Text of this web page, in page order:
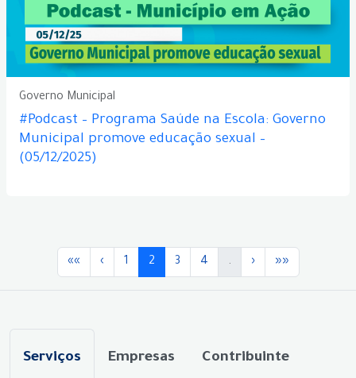
Governo Municipal
#Podcast – Programa Saúde na Escola: Governo
Municipal promove educação sexual –
(05/12/2025)
«« ‹ 1 2 3 4 . › »»
Serviços Empresas Contribuinte